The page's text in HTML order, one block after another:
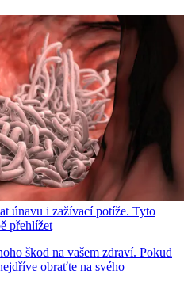
únavu i zažívací potíže. Tyto
přehlížet
škod na vašem zdraví. Pokud
obraťte na svého